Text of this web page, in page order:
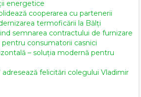
energetice
cooperarea cu partenerii
termoficării la Bălți
semnarea contractului de furnizare
consumatorii casnici
– soluția modernă pentru
adresează felicitări colegului Vladimir